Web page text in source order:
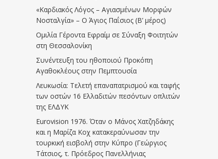
«Καρδιακός Λόγος – Αγιασμένων Μορφών
Νοσταλγία» – Ο Άγιος Παΐσιος (Β’ μέρος)
Ομιλία Γέροντα Εφραίμ σε Σύναξη Φοιτητών
στη Θεσσαλονίκη
Συνέντευξη του ηθοποιού Προκόπη
Αγαθοκλέους στην Πεμπτουσία
Λευκωσία: Τελετή επαναπατρισμού και ταφής
των οστών 16 Ελλαδιτών πεσόντων οπλιτών
της ΕΛΔΥΚ
Eurovision 1976. Όταν ο Μάνος Χατζηδάκης
και η Μαρίζα Κοχ κατακεραύνωσαν την
τουρκική εισβολή στην Κύπρο (Γεώργιος
Τάτσιος, τ. Πρόεδρος Πανελλήνιας